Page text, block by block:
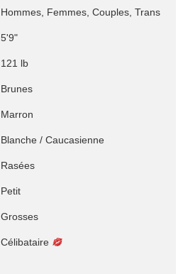
Hommes, Femmes, Couples, Trans
5'9"
121 lb
Brunes
Marron
Blanche / Caucasienne
Rasées
Petit
Grosses
Célibataire